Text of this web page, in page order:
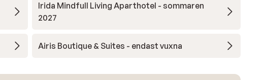
Irida Mindfull Living Aparthotel - sommaren
2027
Airis Boutique & Suites - endast vuxna